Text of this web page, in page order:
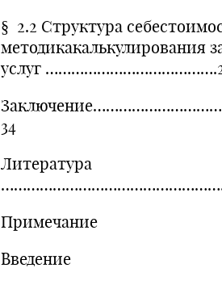
§ 2.2 Структура
методикакалькулирования
услуг
34
Литература
Примечание
Введение